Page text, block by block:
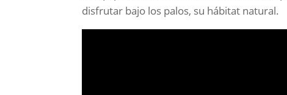
disfrutar bajo los palos, su hábitat natural.